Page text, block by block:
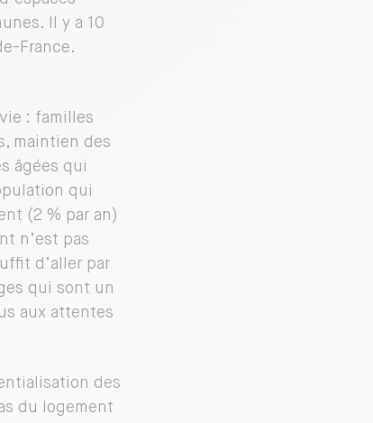
Il y a 10
France.
: familles
maintien des
âgées qui
qui
(2 % par an)
n’est pas
d’aller par
qui sont un
aux attentes
des
du logement